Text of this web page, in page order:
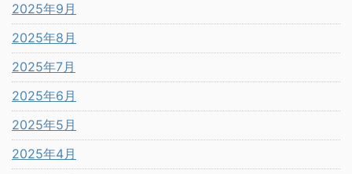
2025年9月
2025年8月
2025年7月
2025年6月
2025年5月
2025年4月